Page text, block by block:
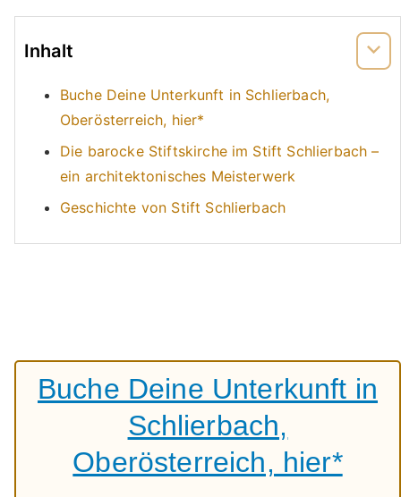
Inhalt
Buche Deine Unterkunft in Schlierbach,
Oberösterreich, hier*
Die barocke Stiftskirche im Stift Schlierbach –
ein architektonisches Meisterwerk
Geschichte von Stift Schlierbach
Buche Deine Unterkunft in
Schlierbach,
Oberösterreich, hier*